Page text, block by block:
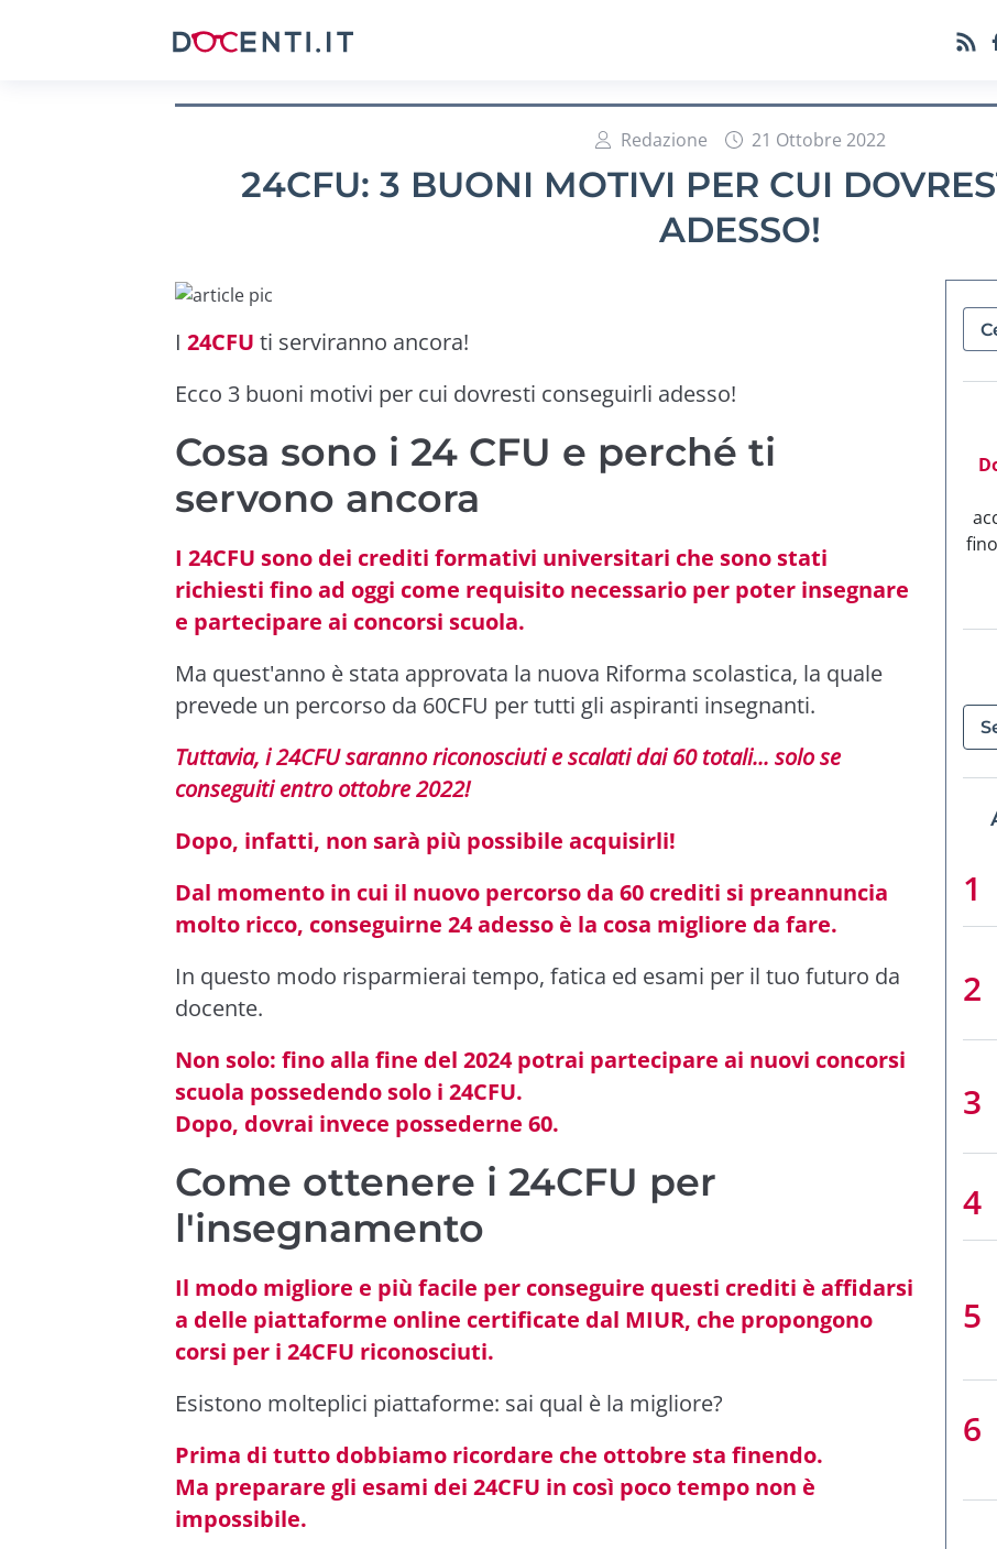
Redazione 21 Ottobre 2022
24CFU: 3 BUONI MOTIVI PER CUI
ADESSO!
I 24CFU ti serviranno ancora!
Ecco 3 buoni motivi per cui dovresti conseguirli adesso!
Cosa sono i 24 CFU e perché ti
servono ancora
I 24CFU sono dei crediti formativi universitari che sono stati
richiesti fino ad oggi come requisito necessario per poter insegnare
e partecipare ai concorsi scuola.
Ma quest'anno è stata approvata la nuova Riforma scolastica, la quale
prevede un percorso da 60CFU per tutti gli aspiranti insegnanti.
Tuttavia, i 24CFU saranno riconosciuti e scalati dai 60 totali... solo se
conseguiti entro ottobre 2022!
Dopo, infatti, non sarà più possibile acquisirli!
Dal momento in cui il nuovo percorso da 60 crediti si preannuncia
molto ricco, conseguirne 24 adesso è la cosa migliore da fare.
In questo modo risparmierai tempo, fatica ed esami per il tuo futuro da
docente.
Non solo: fino alla fine del 2024 potrai partecipare ai nuovi concorsi
scuola possedendo solo i 24CFU.
Dopo, dovrai invece possederne 60.
Come ottenere i 24CFU per
l'insegnamento
Il modo migliore e più facile per conseguire questi crediti è affidarsi
a delle piattaforme online certificate dal MIUR, che propongono
corsi per i 24CFU riconosciuti.
Esistono molteplici piattaforme: sai qual è la migliore?
Prima di tutto dobbiamo ricordare che ottobre sta finendo.
Ma preparare gli esami dei 24CFU in così poco tempo non è
impossibile.